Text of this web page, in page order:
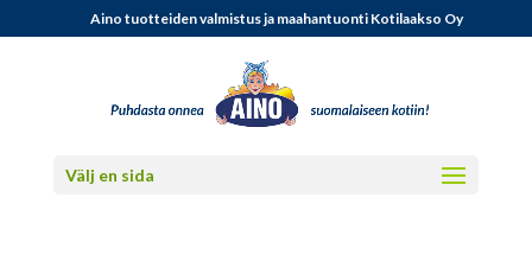
Aino tuotteiden valmistus ja maahantuonti Kotilaakso Oy
Välj en sida